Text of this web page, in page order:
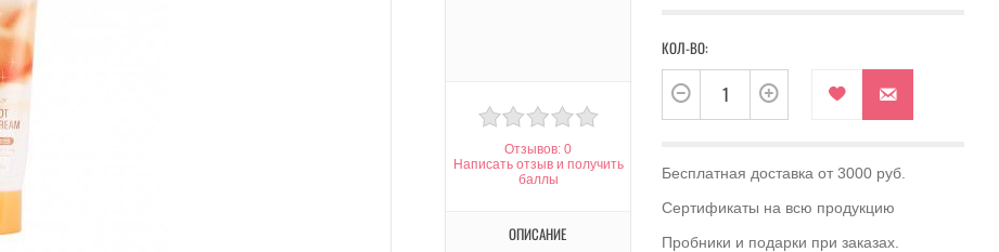
Отзывов: 0
Написать отзыв и получить
баллы
ОПИСАНИЕ
КОЛ-ВО:
Бесплатная доставка от 3000 руб.
Сертификаты на всю продукцию
Пробники и подарки при заказах.